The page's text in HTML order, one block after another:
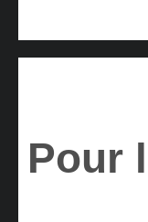
Pour